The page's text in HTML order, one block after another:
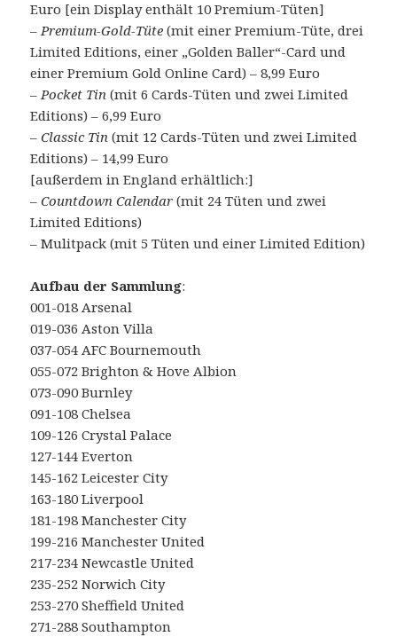
Euro [ein Display enthält 10 Premium-Tüten]
–Premium-Gold-Tüte (mit einer Premium-Tüte, drei
Limited Editions, einer „Golden Baller“-Card und
einer Premium Gold Online Card) – 8,99 Euro
–Pocket Tin (mit 6 Cards-Tüten und zwei Limited
Editions) – 6,99 Euro
–Classic Tin (mit 12 Cards-Tüten und zwei Limited
Editions) – 14,99 Euro
[außerdem in England erhältlich:]
–Countdown Calendar (mit 24 Tüten und zwei
Limited Editions)
– Mulitpack (mit 5 Tüten und einer Limited Edition)
Aufbau der Sammlung:
001-018 Arsenal
019-036 Aston Villa
037-054 AFC Bournemouth
055-072 Brighton & Hove Albion
073-090 Burnley
091-108 Chelsea
109-126 Crystal Palace
127-144 Everton
145-162 Leicester City
163-180 Liverpool
181-198 Manchester City
199-216 Manchester United
217-234 Newcastle United
235-252 Norwich City
253-270 Sheffield United
271-288 Southampton